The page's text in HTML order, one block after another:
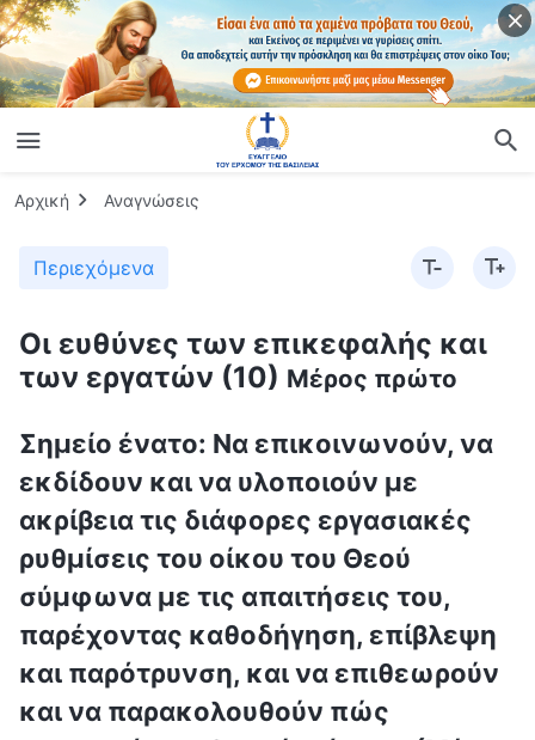
Αρχική Αναγνώσεις
Περιεχόμενα
Οι ευθύνες των επικεφαλής και
των εργατών (10) Μέρος πρώτο
Σημείο ένατο: Να επικοινωνούν, να
εκδίδουν και να υλοποιούν με
ακρίβεια τις διάφορες εργασιακές
ρυθμίσεις του οίκου του Θεού
σύμφωνα με τις απαιτήσεις του,
παρέχοντας καθοδήγηση, επίβλεψη
και παρότρυνση, και να επιθεωρούν
και να παρακολουθούν πώς